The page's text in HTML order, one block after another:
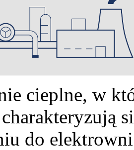
cieplne, w
do